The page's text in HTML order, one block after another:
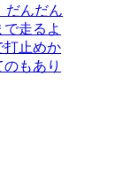
だんだん
走るよ
打止めか
もあり